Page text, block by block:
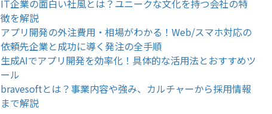
IT企業の面白い社風とは？ユニークな文化を持つ会社の特
徴を解説
アプリ開発の外注費用・相場がわかる！Web/スマホ対応の
依頼先企業と成功に導く発注の全手順
生成AIでアプリ開発を効率化！具体的な活用法とおすすめツ
ール
bravesoftとは？事業内容や強み、カルチャーから採用情報
まで解説